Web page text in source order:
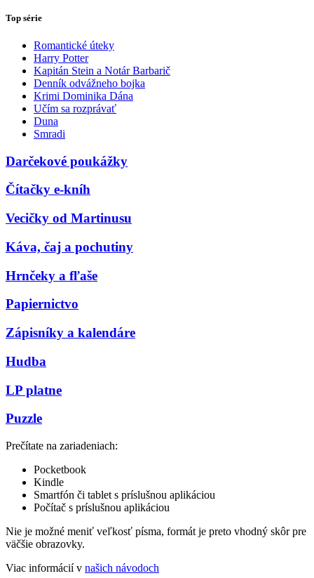
Top série
Romantické úteky
Harry Potter
Kapitán Stein a Notár Barbarič
Denník odvážneho bojka
Krimi Dominika Dána
Učím sa rozprávať
Duna
Smradi
Darčekové poukážky
Čítačky e-kníh
Vecičky od Martinusu
Káva, čaj a pochutiny
Hrnčeky a fľaše
Papiernictvo
Zápisníky a kalendáre
Hudba
LP platne
Puzzle
Prečítate na zariadeniach:
Pocketbook
Kindle
Smartfón či tablet s príslušnou aplikáciou
Počítač s príslušnou aplikáciou
Nie je možné meniť veľkosť písma, formát je preto vhodný skôr pre
väčšie obrazovky.
Viac informácií v našich návodoch